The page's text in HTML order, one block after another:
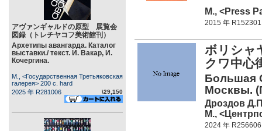
アヴァンギャルドの原型 展覧会
図録（トレチヤコフ美術館刊）
Архетипы авангарда. Каталог
выставки./ текст. И. Вакар, И.
Кочергина.
М., <Государственная Третьяковская
галерея> 200 c. hard
2025 年 R281006
\29,150
М., <Press
2015 年 R152301
ボリシャ
クワ中心
Большая
Москвы.
Дроздов
М.,
2024 年 R256606